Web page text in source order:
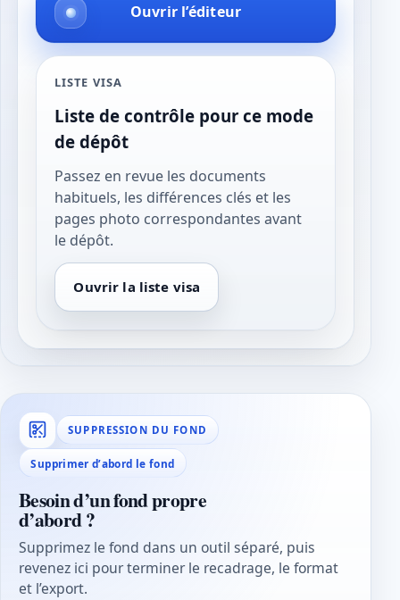
Ouvrir l’éditeur
LISTE VISA
Liste de contrôle pour ce mode
de dépôt
Passez en revue les documents
habituels, les différences clés et les
pages photo correspondantes avant
le dépôt.
Ouvrir la liste visa
SUPPRESSION DU FOND
Supprimer d’abord le fond
Besoin d’un fond propre
d’abord ?
Supprimez le fond dans un outil séparé, puis
revenez ici pour terminer le recadrage, le format
et l’export.